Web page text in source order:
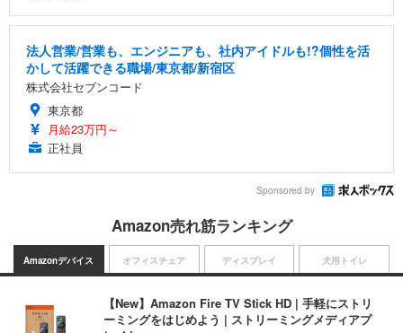
法人営業/営業も、エンジニアも、社内アイドルも!?個性を活
かして活躍できる職場/東京都/新宿区
株式会社セブンコード
東京都
月給23万円～
正社員
Sponsored by
Amazon売れ筋ランキング
Amazonデバイス
【New】Amazon Fire TV Stick HD | 手軽にストリ
ーミングをはじめよう | ストリーミングメディアプ
オフィスチェア ディスプレイ 犬用トイレ